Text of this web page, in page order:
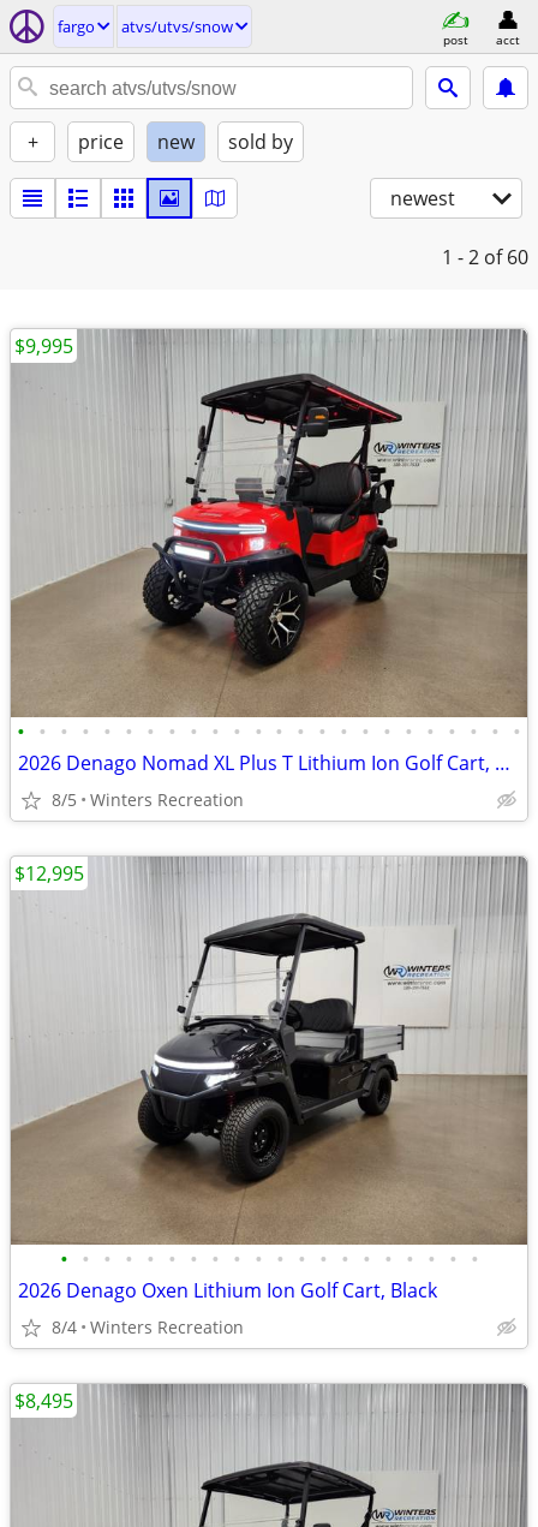
fargo atvs/utvs/snow
post acct
+ price new sold by
newest
1 - 2 of 60
• • • • • • • • • • • • • • • • • • • • • • • •
2026 Denago Nomad XL Plus T Lithium Ion Golf Cart, Scarlet
8/5 Winters Recreation
$9,995
• • • • • • • • • • • • • • • • • • • •
2026 Denago Oxen Lithium Ion Golf Cart, Black
8/4 Winters Recreation
$12,995
$8,495